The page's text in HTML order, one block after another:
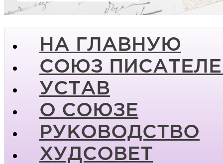
НА ГЛАВНУЮ
СОЮЗ
УСТАВ
О СОЮЗЕ
РУКОВОДСТВО
ХУДСОВЕТ